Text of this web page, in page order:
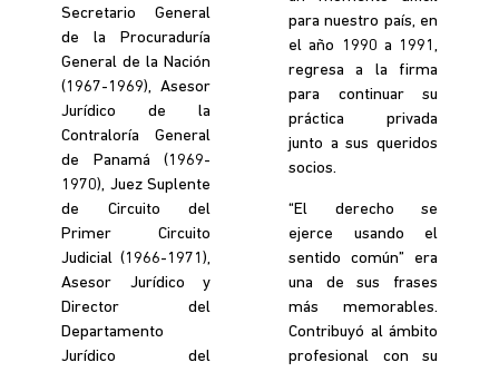
Secretario General
de la Procuraduría
General de la Nación
(1967-1969), Asesor
Jurídico de la
Contraloría General
de Panamá (1969-
1970), Juez Suplente
de Circuito del
Primer Circuito
Judicial (1966-1971),
Asesor Jurídico y
Director del
Departamento
Jurídico del
para nuestro país, en
el año 1990 a 1991,
regresa a la firma
para continuar su
práctica privada
junto a sus queridos
socios.
“El derecho se
ejerce usando el
sentido común” era
una de sus frases
más memorables.
Contribuyó al ámbito
profesional con su